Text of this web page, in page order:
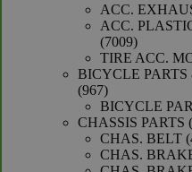
ACC.
ACC.
70097009
producten
TIRE ACC.
BICYCLE PARTS
967967
producten
BICYCLE
CHASSIS PARTS
CHAS. BELT
CHAS.